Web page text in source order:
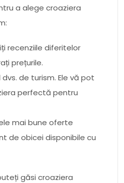
a alege croaziera
recenziile diferitelor
prețurile.
de turism. Ele vă pot
perfectă pentru
mai bune oferte
de obicei disponibile cu
găsi croaziera